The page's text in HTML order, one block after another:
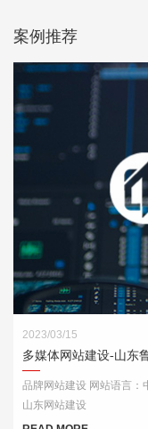
案例推荐
2023/03/15
多媒体网站建设-山东
品牌网站建设 网站语言：
山东网站建设